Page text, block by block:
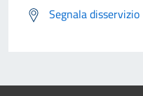
Segnala disservizio